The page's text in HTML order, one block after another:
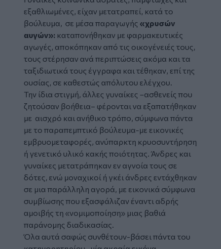
εξαθλιωμένες, είχαν μετατραπεί, κατά το
βούλευμα, σε μέσα παραγωγής «χρυσών
αυγών»: καταπονήθηκαν με φαρμακευτικές
αγωγές, αποκόπηκαν από τις οικογένειές τους,
τους στέρησαν ανά περιπτώσεις ακόμα και τα
ταξιδιωτικά τους έγγραφα και τέθηκαν, επί της
ουσίας, σε καθεστώς απόλυτου ελέγχου.
Την ίδια στιγμή, άλλες γυναίκες –ασθενείς που
ζητούσαν βοήθεια– φέρονται να εξαπατήθηκαν
με αισχρό και ανήθικο τρόπο, σύμφωνα πάντα
με το παραπεμπτικό βούλευμα-με εικονικές
εμβρυομεταφορές, ανύπαρκτη κρυοσυντήρηση
ή γενετικό υλικό κακής ποιότητας. Άνδρες και
γυναίκες μετατράπηκαν εν αγνοία τους σε
δότες, ενώ μοναχικοί ή γκέι άνδρες εντάχθηκαν
σε μια παράλληλη αγορά, με εικονικά σύμφωνα
συμβίωσης που εξασφάλιζαν έναντι αδρής
αμοιβής τη «νομιμοποίηση» μιας βαθιά
παράνομης διαδικασίας.
Όλα αυτά σαφώς συνθέτουν-βάσει πάντα του